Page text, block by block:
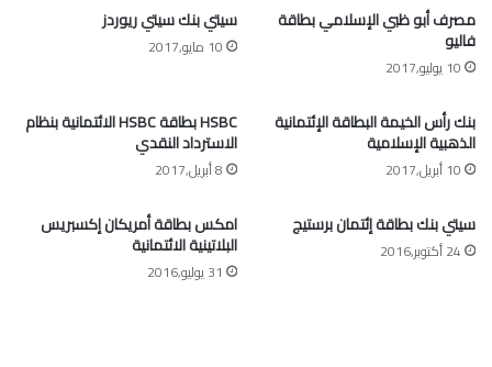
مصرف أبو ظبي الإسلامي بطاقة
فاليو
10 يوليو,2017
سيتي بنك سيتي ريوردز
10 مايو,2017
بنك رأس الخيمة البطاقة الإئتمانية
الذهبية الإسلامية
10 أبريل,2017
HSBC بطاقة HSBC الائتمانية بنظام
الاسترداد النقدي
8 أبريل,2017
سيتي بنك بطاقة إئتمان برستيج
24 أكتوبر,2016
امكس بطاقة أمريكان إكسبريس
البلاتينية الائتمانية
31 يوليو,2016